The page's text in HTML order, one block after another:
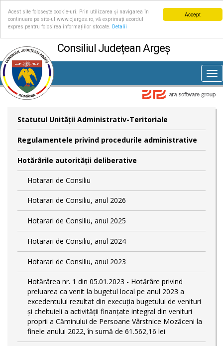
Accept
Acest site folosește cookie-uri. Prin utilizarea și navigarea în
continuare pe site-ul www.cjarges.ro, vă exprimați acordul
expres pentru folosirea informațiilor stocate.
Detalii
Consiliul Județean Argeș
Statutul Unităţii Administrativ-Teritoriale
Regulamentele privind procedurile administrative
Hotărârile autorităţii deliberative
Hotarari de Consiliu
Hotarari de Consiliu, anul 2026
Hotarari de Consiliu, anul 2025
Hotarari de Consiliu, anul 2024
Hotarari de Consiliu, anul 2023
Hotărârea nr. 1 din 05.01.2023 - Hotărâre privind
preluarea ca venit la bugetul local pe anul 2023 a
excedentului rezultat din execuția bugetului de venituri
și cheltuieli a activității finanțate integral din venituri
proprii a Căminului de Persoane Vârstnice Mozăceni la
finele anului 2022, în sumă de 61.562,16 lei